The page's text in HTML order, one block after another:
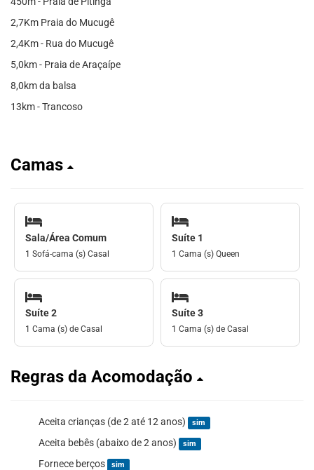
2,7Km Praia do Mucugê
2,4Km - Rua do Mucugê
5,0km - Praia de Araçaípe
8,0km da balsa
13km - Trancoso
Camas
Sala/Área Comum
1 Sofá-cama (s) Casal
Suíte 1
1 Cama (s) Queen
Suíte 2
1 Cama (s) de Casal
Suíte 3
1 Cama (s) de Casal
Regras da Acomodação
Aceita crianças (de 2 até 12 anos) sim
Aceita bebês (abaixo de 2 anos) sim
Fornece berços sim